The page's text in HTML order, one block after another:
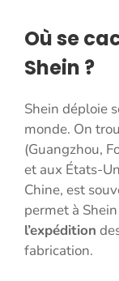
Où se
Shein ?
Shein déploie
monde. On
(Guangzhou,
et aux États-
Chine, est
permet à
l’expédition
fabrication.